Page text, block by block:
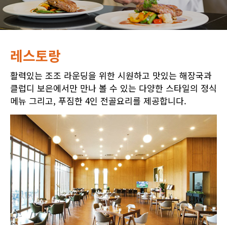
레스토랑
활력있는 조조 라운딩을 위한 시원하고 맛있는 해장국과
클럽디 보은에서만 만나 볼 수 있는 다양한 스타일의 정식
메뉴 그리고, 푸짐한 4인 전골요리를 제공합니다.